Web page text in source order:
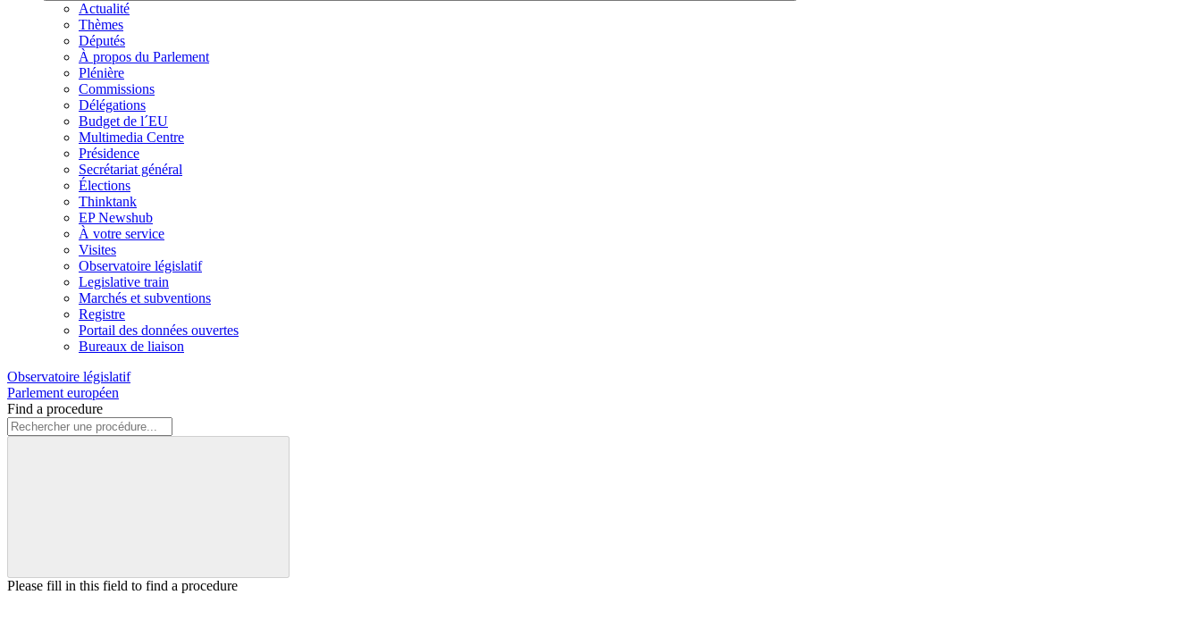
Actualité
Thèmes
Députés
À propos du Parlement
Plénière
Commissions
Délégations
Budget de l´EU
Multimedia Centre
Présidence
Secrétariat général
Élections
Thinktank
EP Newshub
À votre service
Visites
Observatoire législatif
Legislative train
Marchés et subventions
Registre
Portail des données ouvertes
Bureaux de liaison
Observatoire législatif
Parlement européen
Find a procedure
Please fill in this field to find a procedure